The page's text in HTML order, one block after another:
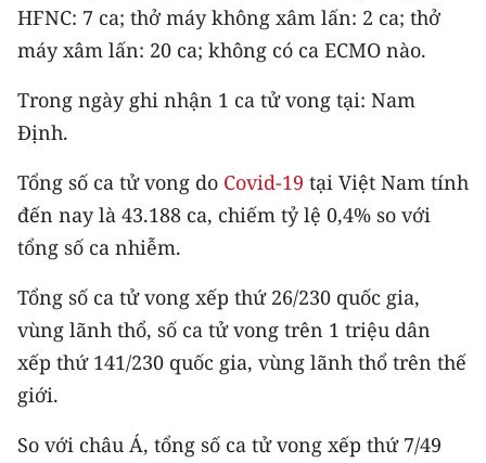
Media Pháp luật
Media Du lịch
Media Thế giới
Media Giáo dục
Media Y tế
Media Khoa học - Công nghệ
Media Môi trường
Ảnh
Infographic
HFNC: 7 ca; thở máy không xâm lấn: 2 ca; thở
máy xâm lấn: 20 ca; không có ca ECMO nào.
Trong ngày ghi nhận 1 ca tử vong tại: Nam
Định.
Tổng số ca tử vong do Covid-19 tại Việt Nam tính
đến nay là 43.188 ca, chiếm tỷ lệ 0,4% so với
tổng số ca nhiễm.
Tổng số ca tử vong xếp thứ 26/230 quốc gia,
vùng lãnh thổ, số ca tử vong trên 1 triệu dân
xếp thứ 141/230 quốc gia, vùng lãnh thổ trên thế
giới.
So với châu Á, tổng số ca tử vong xếp thứ 7/49